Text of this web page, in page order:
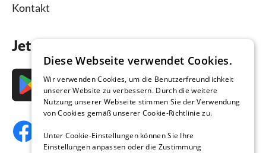
Kontakt
Jetzt die App downloaden
Diese Webseite verwendet Cookies.
Wir verwenden Cookies, um die Benutzerfreundlichkeit
unserer Website zu verbessern. Durch die weitere
Nutzung unserer Webseite stimmen Sie der Verwendung
von Cookies gemäß unserer Cookie-Richtlinie zu.
Unter Cookie-Einstellungen können Sie Ihre
Einstellungen anpassen oder die Zustimmung